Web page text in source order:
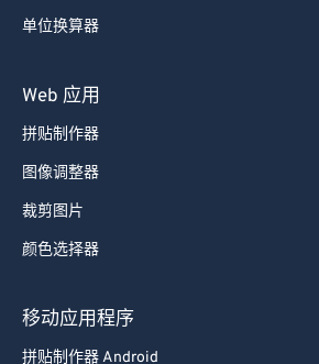
单位换算器
Web 应用
拼贴制作器
图像调整器
裁剪图片
颜色选择器
移动应用程序
拼贴制作器 Android